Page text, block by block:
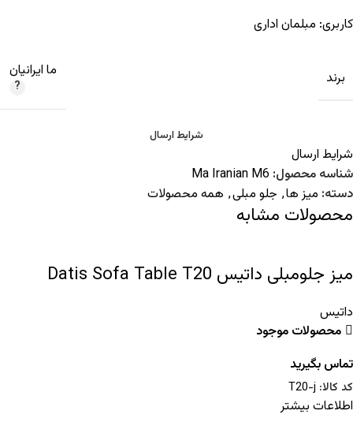
کاربری: مبلمان اداری
برند ما ایرانیان
شرایط ارسال
شرایط ارسال
شناسه محصول: Ma Iranian M6
دسته: میز ها, جلو مبلی, همه محصولات
محصولات مشابه
میز جلومبلی داتیس Datis Sofa Table T20
داتیس
محصولات موجود
تماس بگیرید
کد کالا: T20-j
اطلاعات بیشتر